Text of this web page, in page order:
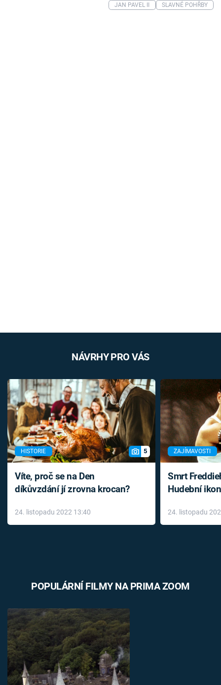
JAN PAVEL II SLAVNÉ POHŘBY
NÁVRHY PRO VÁS
HISTORIE 5
Víte, proč se na Den
díkůvzdání jí zrovna krocan?
24. listopadu 2022 13:40
ZAJÍMAVOSTI
Smrt
Hudební
léky
24. listopadu
POPULÁRNÍ FILMY NA PRIMA ZOOM